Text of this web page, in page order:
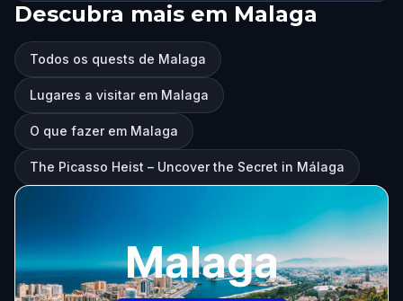
Descubra mais em Malaga
Todos os quests de Malaga
Lugares a visitar em Malaga
O que fazer em Malaga
The Picasso Heist – Uncover the Secret in Málaga
Malaga